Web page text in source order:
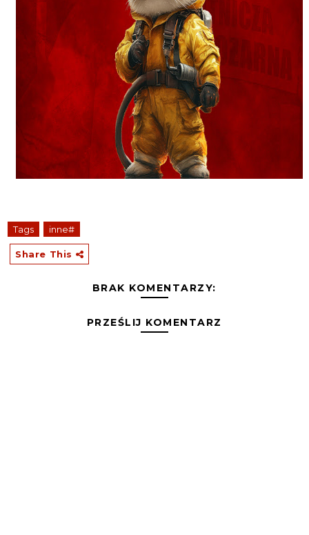
Tags inne#
Share This
BRAK KOMENTARZY:
PRZEŚLIJ KOMENTARZ